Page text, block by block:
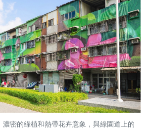
密的綠植和熱帶花卉意象，與綠園道上的